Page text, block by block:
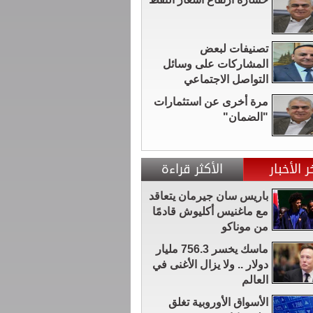
تصنيفات لبعض
المشاركات على وسائل
التواصل الاجتماعي
مرة أخرى عن استثمارات
"الضمان"
الأخبار الأكثر قراءة
باريس سان جيرمان يتعاقد
مع ماغنيس أكليوش قادمًا
من موناكو
ماسك يخسر 756.3 مليار
دولار .. ولا يزال الأغنى في
العالم
الأسواق الأوروبية تغلق